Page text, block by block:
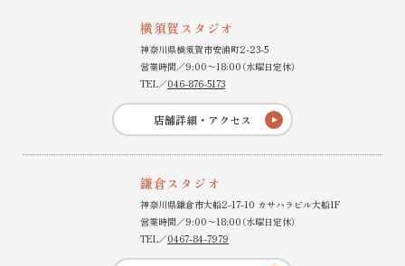
横須賀スタジオ
神奈川県横須賀市安浦町2-23-5
営業時間／9:00〜18:00（水曜日定休）
TEL／046-876-5173
店舗詳細・アクセス
鎌倉スタジオ
神奈川県鎌倉市大船2-17-10 カサハラビル大船1F
営業時間／9:00〜18:00（水曜日定休）
TEL／0467-84-7979